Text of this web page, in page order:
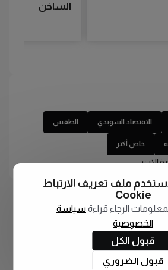
الساخن
الاقتصاد السويدي الطقس
خاص أكتر
ملف تعريف الارتباط
Cookie
الرجاء قراءة سياسة
الخصوصية
قبول الكل
قبول الضروري